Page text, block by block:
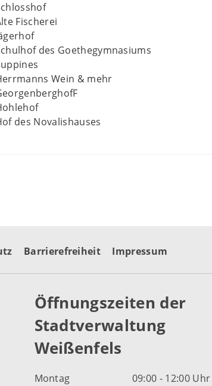
Fischerei
des Goethegymnasiums
Wein & mehr
des Novalishauses
Barrierefreiheit Impressum
Öffnungszeiten der
Stadtverwaltung
Weißenfels
Montag 09:00 - 12:00 Uhr